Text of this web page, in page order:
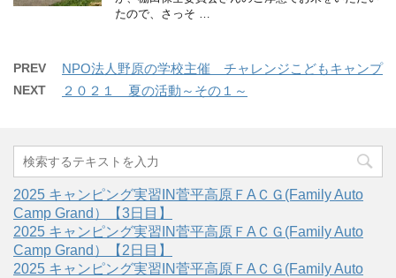
たので、さっそ …
PREV NPO法人野原の学校主催 チャレンジこどもキャンプ
NEXT ２０２１ 夏の活動～その１～
2025 キャンピング実習IN菅平高原ＦAＣＧ(Family Auto
Camp Grand）【3日目】
2025 キャンピング実習IN菅平高原ＦAＣＧ(Family Auto
Camp Grand）【2日目】
2025 キャンピング実習IN菅平高原ＦAＣＧ(Family Auto